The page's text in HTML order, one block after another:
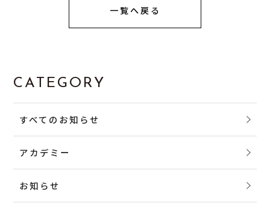
一覧へ戻る
CATEGORY
すべてのお知らせ
アカデミー
お知らせ